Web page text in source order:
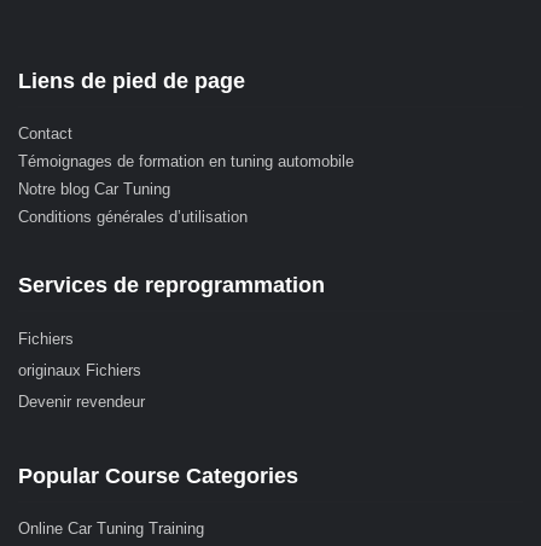
Liens de pied de page
Contact
Témoignages de formation en tuning automobile
Notre blog Car Tuning
Conditions générales d’utilisation
Services de reprogrammation
Fichiers
originaux Fichiers
Devenir revendeur
Popular Course Categories
Online Car Tuning Training